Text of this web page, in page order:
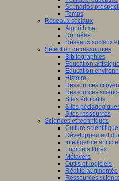
Scénarios
Temps
Réseaux sociaux
Algorithme
Données
Réseaux sociaux
Sélection de ressources
Bibliographies
Education artistique
Education
Histoire
Ressources
Ressources
Sites éducatifs
Sites
Sites ressources
Sciences et techniques
Culture scientifique
Développement
Intelligence
Logiciels libres
Métavers
Outils et logiciels
Réalité augmentée
Ressources